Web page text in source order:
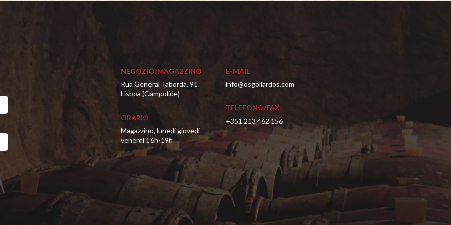
NEGOZIO/MAGAZZINO
Rua General Taborda, 91
Lisboa (Campolide)
ORARIO
Magazzino, lunedi giovedi
venerdi 16h-19h
E-MAIL
info@osgoliardos.com
TELEFONO/FAX
+351 213 462 156